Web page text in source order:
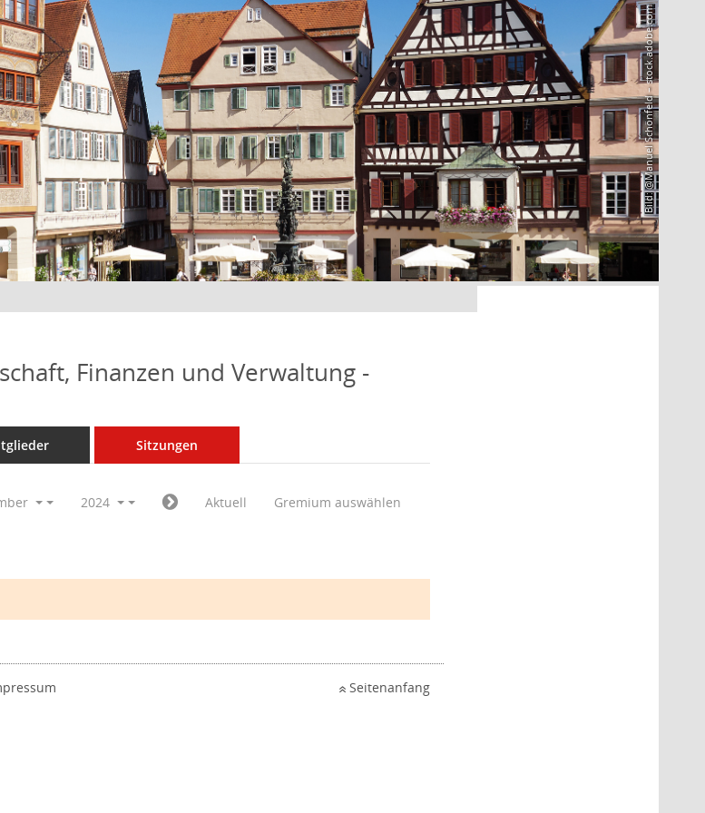
Bild: @Manuel Schönfeld – stock.adobe.com
Finanzen und Verwaltung -
Sitzungen
2024 Aktuell Gremium auswählen
Seitenanfang